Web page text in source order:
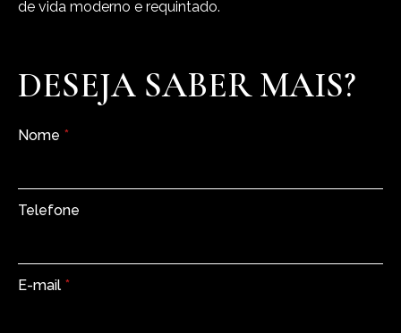
de vida moderno e requintado.
DESEJA SABER MAIS?
Nome *
Telefone
E-mail *